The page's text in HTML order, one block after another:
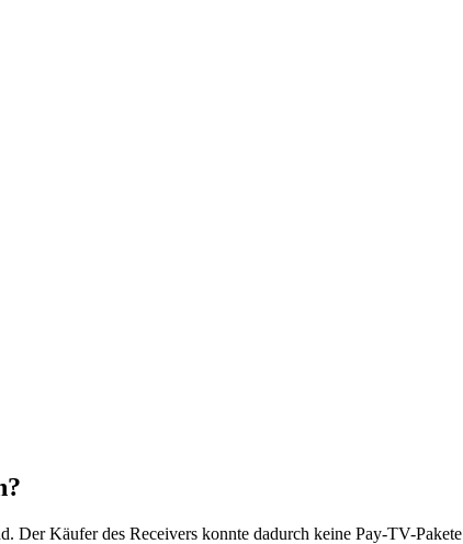
Der Käufer des Receivers konnte dadurch keine Pay-TV-